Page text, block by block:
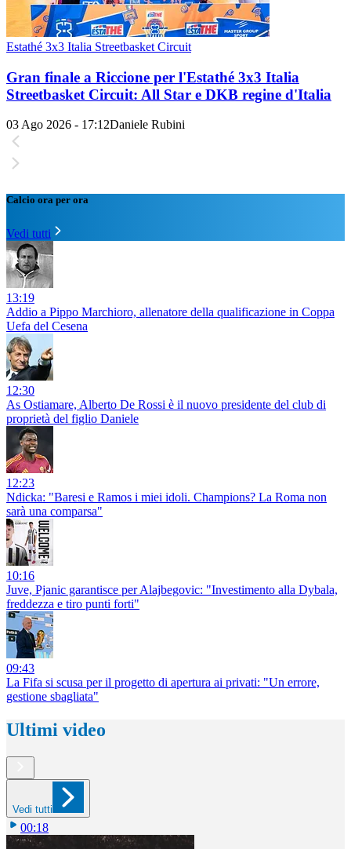
Estathé 3x3 Italia Streetbasket Circuit
Gran finale a Riccione per l'Estathé 3x3 Italia
Streetbasket Circuit: All Star e DKB regine d'Italia
03 Ago 2026 - 17:12Daniele Rubini
Calcio ora per ora
Vedi tutti
13:19
Addio a Pippo Marchioro, allenatore della qualificazione in Coppa
Uefa del Cesena
12:30
As Ostiamare, Alberto De Rossi è il nuovo presidente del club di
proprietà del figlio Daniele
12:23
Ndicka: "Baresi e Ramos i miei idoli. Champions? La Roma non
sarà una comparsa"
10:16
Juve, Pjanic garantisce per Alajbegovic: "Investimento alla Dybala,
freddezza e tiro punti forti"
09:43
La Fifa si scusa per il progetto di apertura ai privati: "Un errore,
gestione sbagliata"
Ultimi video
Vedi tutti
00:18